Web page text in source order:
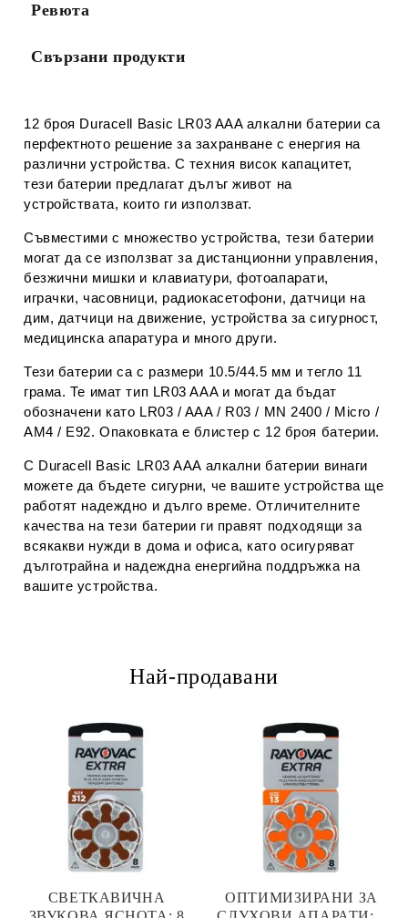
Ревюта
Свързани продукти
12 броя Duracell Basic LR03 AAA алкални батерии са
перфектното решение за захранване с енергия на
различни устройства. С техния висок капацитет,
тези батерии предлагат дълъг живот на
устройствата, които ги използват.
Съвместими с множество устройства, тези батерии
могат да се използват за дистанционни управления,
безжични мишки и клавиатури, фотоапарати,
играчки, часовници, радиокасетофони, датчици на
дим, датчици на движение, устройства за сигурност,
медицинска апаратура и много други.
Тези батерии са с размери 10.5/44.5 мм и тегло 11
грама. Те имат тип LR03 AAA и могат да бъдат
обозначени като LR03 / AAA / R03 / MN 2400 / Micro /
AM4 / E92. Опаковката е блистер с 12 броя батерии.
С Duracell Basic LR03 AAA алкални батерии винаги
можете да бъдете сигурни, че вашите устройства ще
работят надеждно и дълго време. Отличителните
качества на тези батерии ги правят подходящи за
всякакви нужди в дома и офиса, като осигуряват
дълготрайна и надеждна енергийна поддръжка на
вашите устройства.
Най-продавани
СВЕТКАВИЧНА
ОПТИМИЗИРАНИ ЗА